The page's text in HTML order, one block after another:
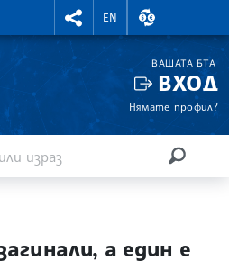
RIGHTMENU.SOCIAL
EN
ВАЛУТНИ
ВАШАТА БТА
ВХОД
Нямате профил?
а един е